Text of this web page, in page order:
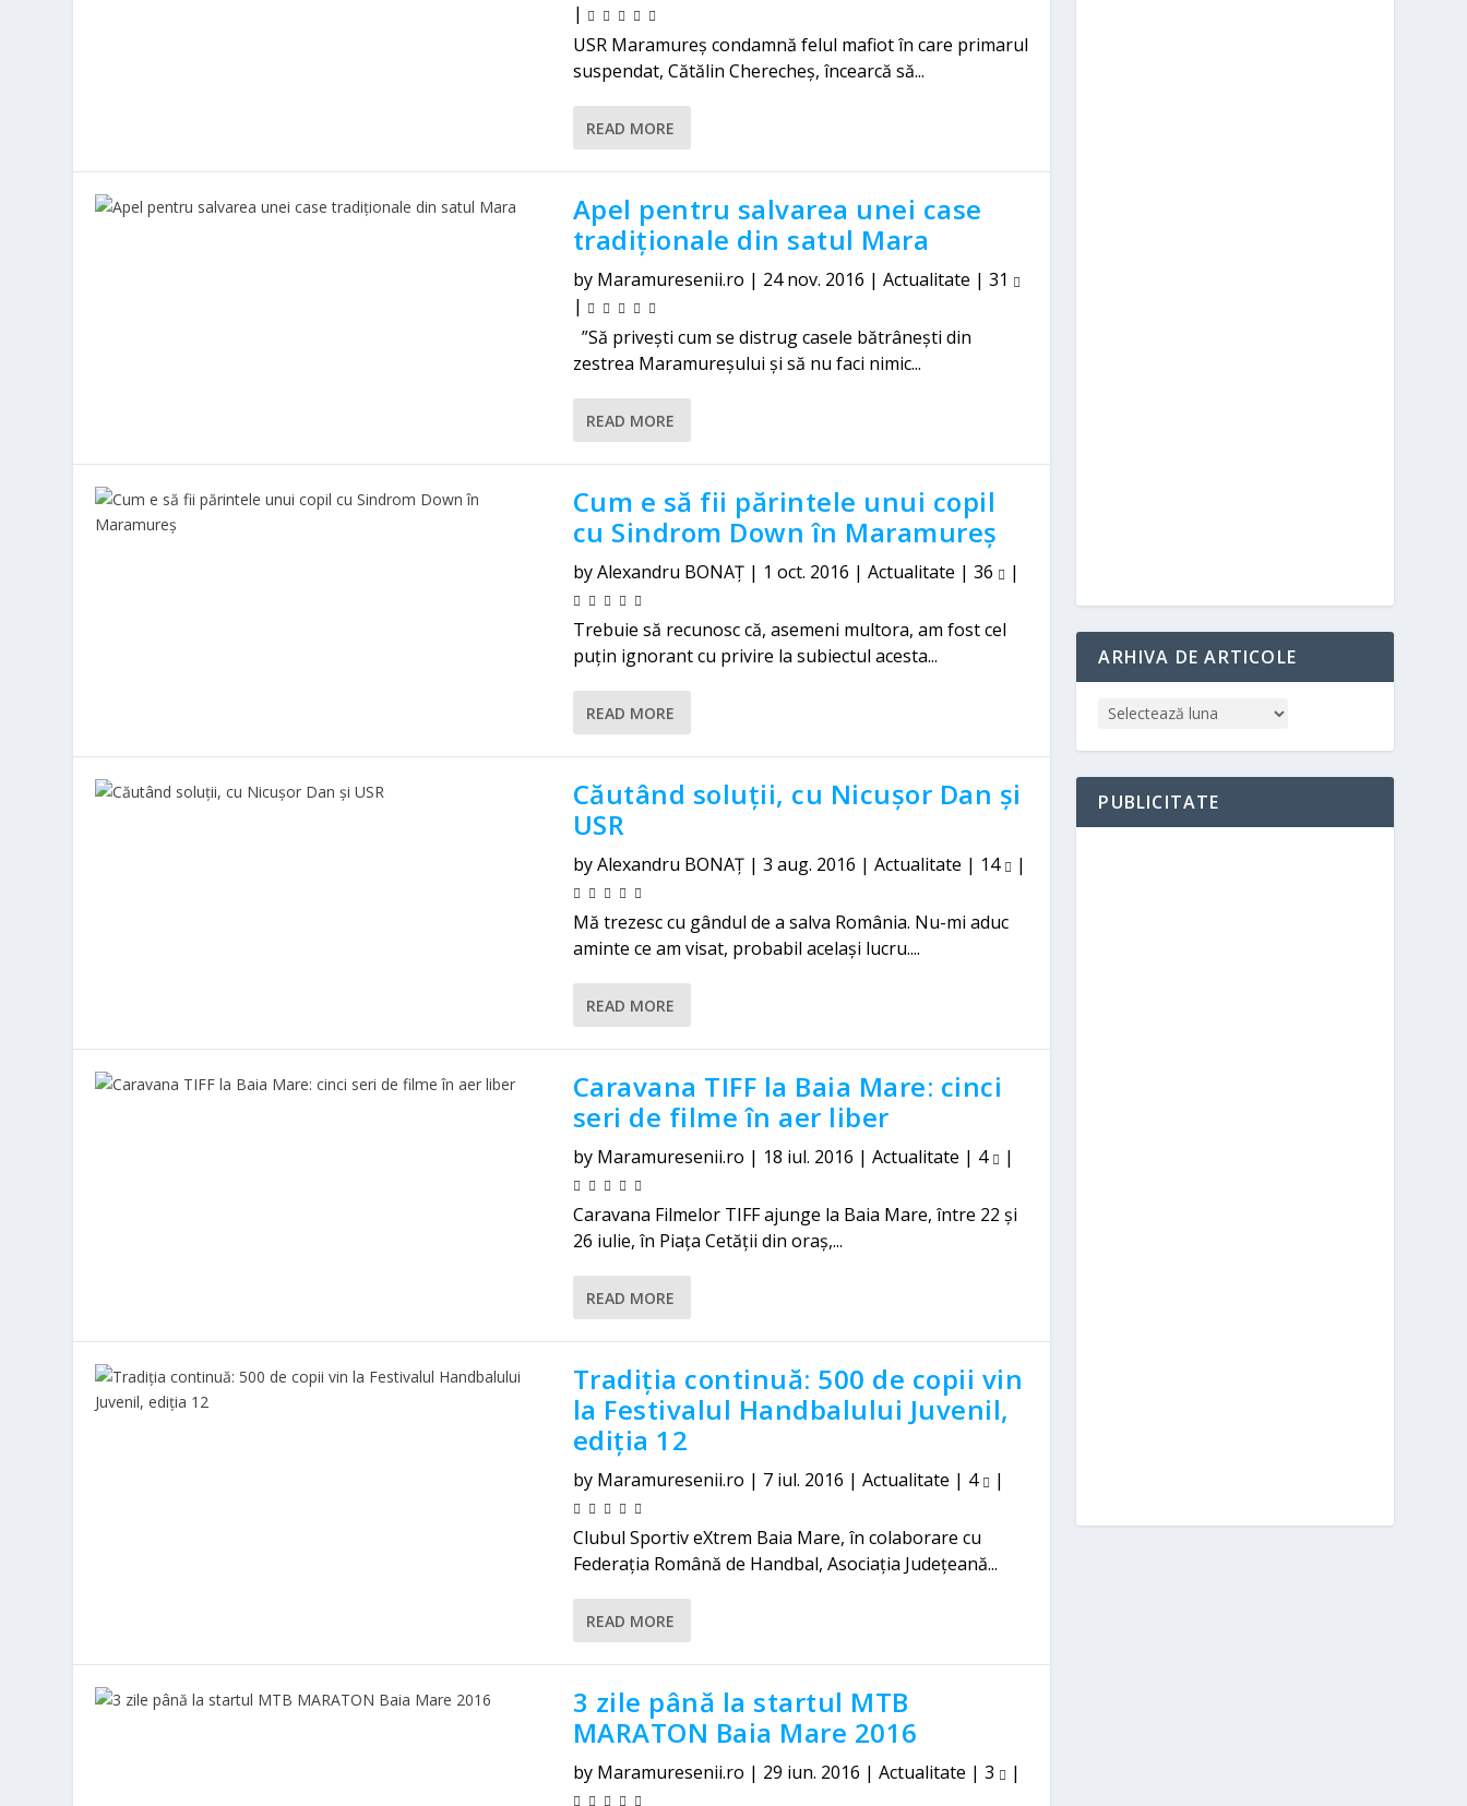
|
USR Maramureş condamnă felul mafiot în care primarul
suspendat, Cătălin Cherecheş, încearcă să...
READ MORE
Apel pentru salvarea unei case
tradiționale din satul Mara
by Maramuresenii.ro | 24 nov. 2016 | Actualitate | 31
|
”Să privești cum se distrug casele bătrânești din
zestrea Maramureșului și să nu faci nimic...
READ MORE
Cum e să fii părintele unui copil
cu Sindrom Down în Maramureș
byAlexandru BONAȚ| 1 oct. 2016 | Actualitate | 36 |
Trebuie să recunosc că, asemeni multora, am fost cel
puțin ignorant cu privire la subiectul acesta...
READ MORE
Căutând soluții, cu Nicușor Dan și
USR
byAlexandru BONAȚ| 3 aug. 2016 | Actualitate | 14 |
Mă trezesc cu gândul de a salva România. Nu-mi aduc
aminte ce am visat, probabil același lucru....
READ MORE
Caravana TIFF la Baia Mare: cinci
seri de filme în aer liber
by Maramuresenii.ro | 18 iul. 2016 | Actualitate | 4 |
Caravana Filmelor TIFF ajunge la Baia Mare, între 22 și
26 iulie, în Piața Cetății din oraș,...
READ MORE
Tradiția continuă: 500 de copii vin
la Festivalul Handbalului Juvenil,
ediția 12
by Maramuresenii.ro | 7 iul. 2016 | Actualitate | 4 |
Clubul Sportiv eXtrem Baia Mare, în colaborare cu
Federația Română de Handbal, Asociația Județeană...
READ MORE
3 zile până la startul MTB
MARATON Baia Mare 2016
by Maramuresenii.ro | 29 iun. 2016 | Actualitate | 3 |
ARHIVA DE ARTICOLE
PUBLICITATE